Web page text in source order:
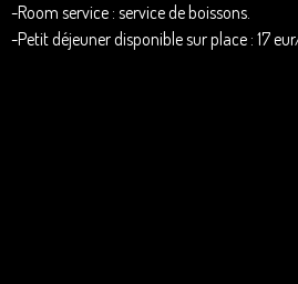
-Room service : service de boissons.
-Petit